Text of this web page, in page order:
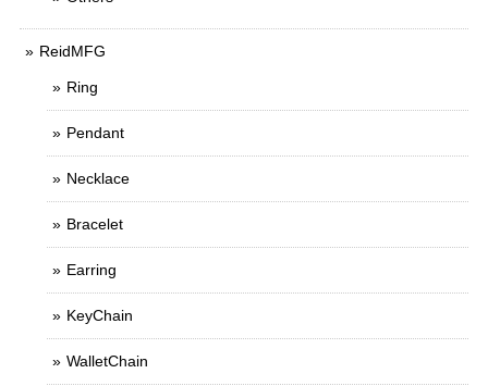
ReidMFG
Ring
Pendant
Necklace
Bracelet
Earring
KeyChain
WalletChain